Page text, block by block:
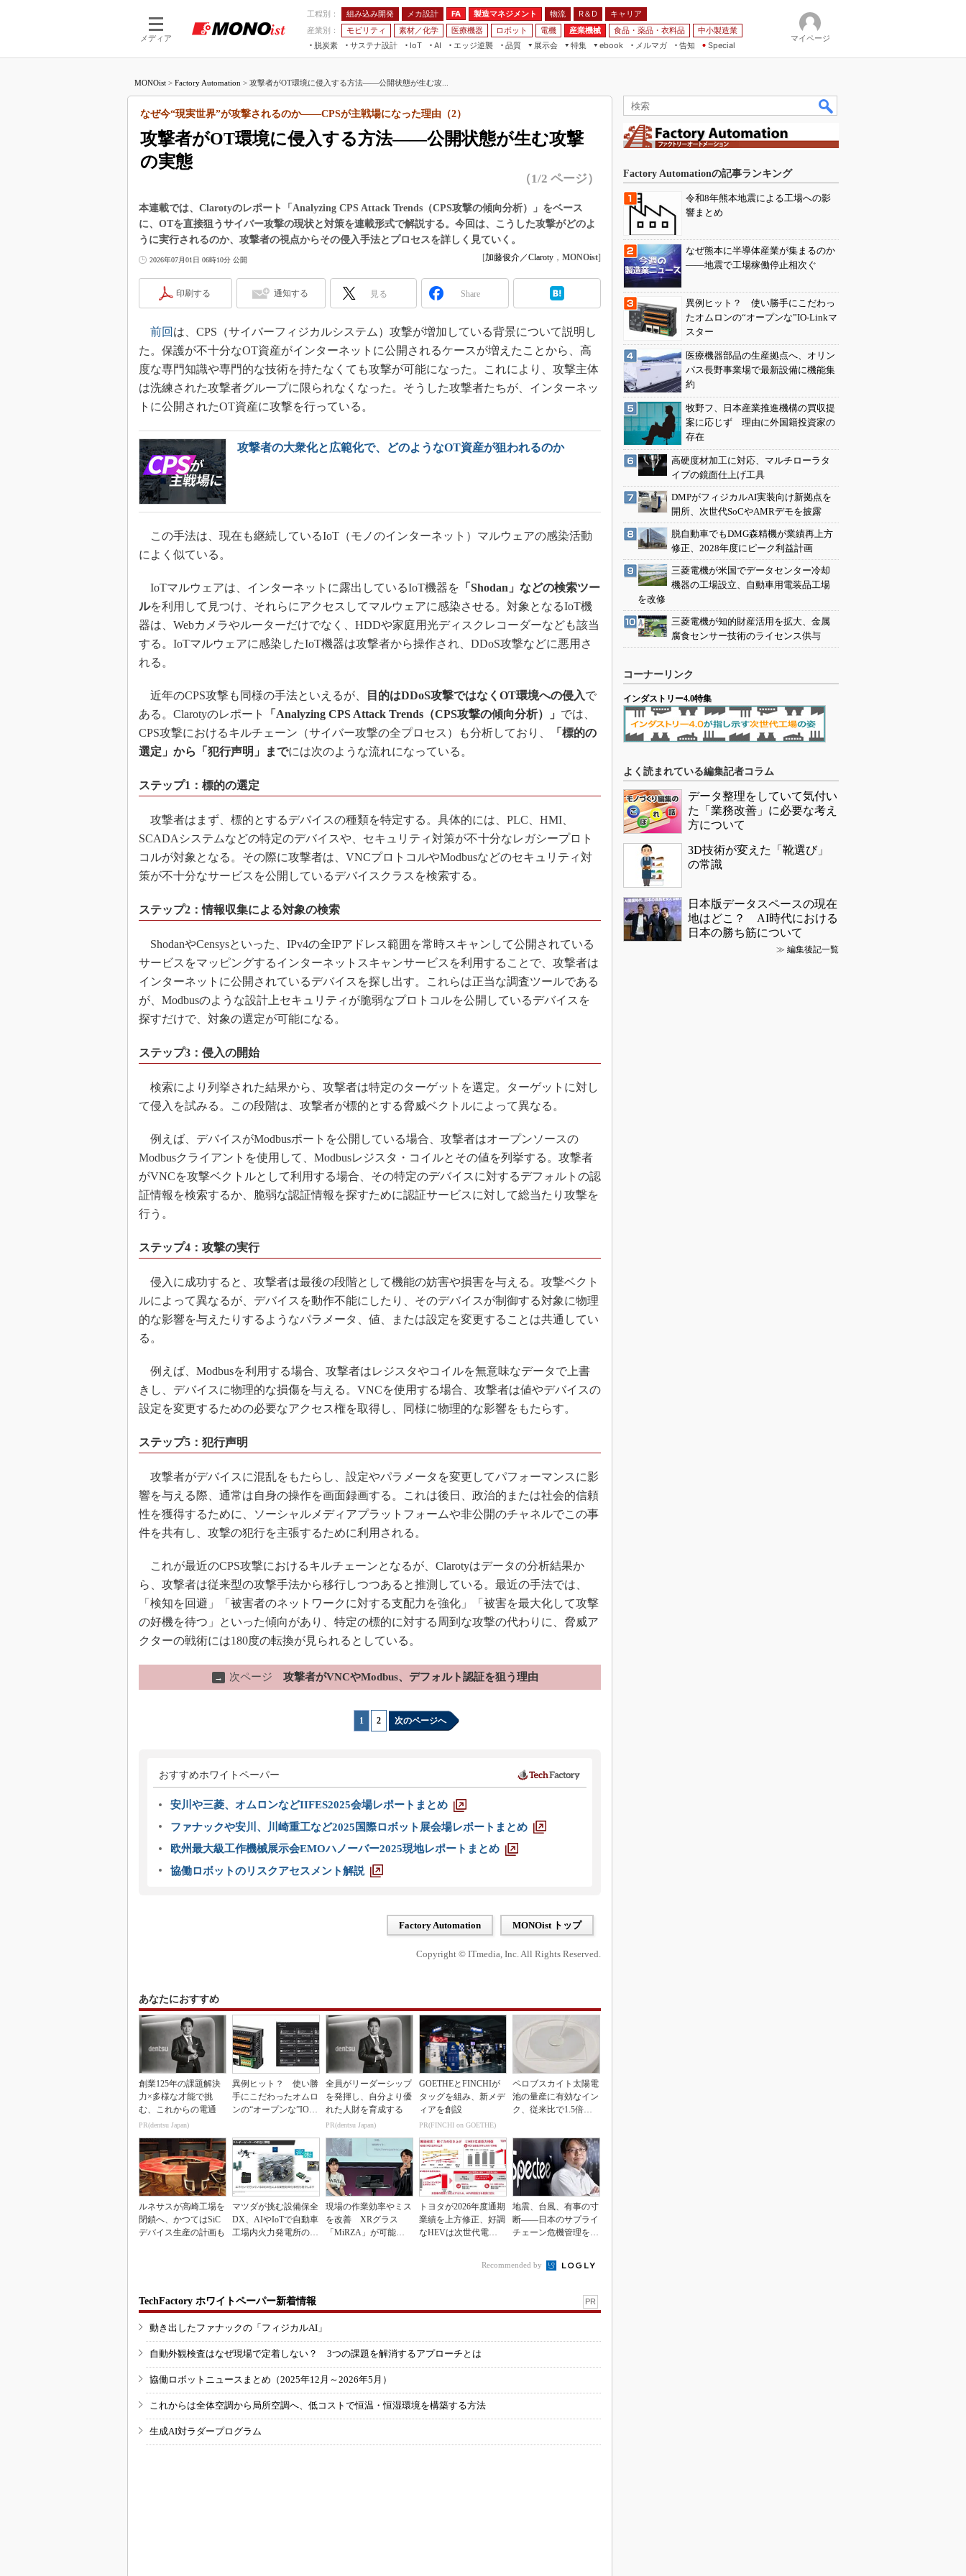
メディア
工程別： 組み込み開発 メカ設計 FA 製造マネジメント 物流 R＆D
キャリア
産業別：
モビリティ 素材／化学 医療機器 ロボット 電機 産業機械 食品・薬品・衣料品
中小製造業
脱炭素
サステナ設計
IoT
つながる工場
AI
AI×設備保全
エッジ逆襲 品質
展示会
JIMTOF
展＆IoT/5Gソリューション展
IIFES
TECHNO-FRONTIER
人テク展
スマート工場EXPO
日本ものづくりワールド
産業オープンネット展
特集
つながるクルマ
5G
VR／AR
フィールドサービス
組み込みモデリング
Windows Embedded
3Dプリンタ
デジタルツインとCAE
S＆OP
インダストリー4.0
新型コロナへの対応
ebook
FA
モビリティ
メルマガ
告知 Special
マイページ
MONOist > Factory Automation > 攻撃者がOT環境に侵入する方法――公開状態が生む攻...
攻撃者がOT環境に侵入する方法――公開状態が生む攻撃
の実態
なぜ今“現実世界”が攻撃されるのか――CPSが主戦場になった理由（2）
（1/2 ページ）
本連載では、Clarotyのレポート「Analyzing CPS Attack Trends（CPS攻撃の傾向分析）」をベース
に、OTを直接狙うサイバー攻撃の現状と対策を連載形式で解説する。今回は、こうした攻撃がどのよ
うに実行されるのか、攻撃者の視点からその侵入手法とプロセスを詳しく見ていく。
2026年07月01日 06時10分 公開 [加藤俊介／Claroty ， MONOist]
印刷する 通知する 見る Share
前回 は、CPS（サイバーフィジカルシステム）攻撃が増加している背景について説明し
た。保護が不十分なOT資産がインターネットに公開されるケースが増えたことから、高
度な専門知識や専門的な技術を持たなくても攻撃が可能になった。これにより、攻撃主体
は洗練された攻撃者グループに限られなくなった。そうした攻撃者たちが、インターネッ
トに公開されたOT資産に攻撃を行っている。
攻撃者の大衆化と広範化で、どのようなOT資産が狙われるのか
この手法は、現在も継続しているIoT（モノのインターネット）マルウェアの感染活動
によく似ている。
IoTマルウェアは、インターネットに露出しているIoT機器を 「Shodan」などの検索ツー
ルを利用して見つけ、それらにアクセスしてマルウェアに感染させる。対象となるIoT機
器は、Webカメラやルーターだけでなく、HDDや家庭用光ディスクレコーダーなども該当
する。IoTマルウェアに感染したIoT機器は攻撃者から操作され、DDoS攻撃などに悪用さ
れる。
近年のCPS攻撃も同様の手法といえるが、 目的はDDoS攻撃ではなくOT環境への侵入で
ある。Clarotyのレポート
「Analyzing CPS Attack Trends（CPS攻撃の傾向分析）」 では、
CPS攻撃におけるキルチェーン（サイバー攻撃の全プロセス）も分析しており、
「標的の
選定」から「犯行声明」までには次のような流れになっている。
ステップ1：標的の選定
攻撃者はまず、標的とするデバイスの種類を特定する。具体的には、PLC、HMI、
SCADAシステムなどの特定のデバイスや、セキュリティ対策が不十分なレガシープロト
コルが対象となる。その際に攻撃者は、VNCプロトコルやModbusなどのセキュリティ対
策が不十分なサービスを公開しているデバイスクラスを検索する。
ステップ2：情報収集による対象の検索
ShodanやCensysといった、IPv4の全IPアドレス範囲を常時スキャンして公開されている
サービスをマッピングするインターネットスキャンサービスを利用することで、攻撃者は
インターネットに公開されているデバイスを探し出す。これらは正当な調査ツールである
が、Modbusのような設計上セキュリティが脆弱なプロトコルを公開しているデバイスを
探すだけで、対象の選定が可能になる。
ステップ3：侵入の開始
検索により列挙された結果から、攻撃者は特定のターゲットを選定。ターゲットに対し
て侵入を試みる。この段階は、攻撃者が標的とする脅威ベクトルによって異なる。
例えば、デバイスがModbusポートを公開している場合、攻撃者はオープンソースの
Modbusクライアントを使用して、Modbusレジスタ・コイルとその値を列挙する。攻撃者
がVNCを攻撃ベクトルとして利用する場合、その特定のデバイスに対するデフォルトの認
証情報を検索するか、脆弱な認証情報を探すために認証サービスに対して総当たり攻撃を
行う。
ステップ4：攻撃の実行
侵入に成功すると、攻撃者は最後の段階として機能の妨害や損害を与える。攻撃ベクト
ルによって異なるが、デバイスを動作不能にしたり、そのデバイスが制御する対象に物理
的な影響を与えたりするようなパラメータ、値、または設定を変更することは共通してい
る。
例えば、Modbusを利用する場合、攻撃者はレジスタやコイルを無意味なデータで上書
きし、デバイスに物理的な損傷を与える。VNCを使用する場合、攻撃者は値やデバイスの
設定を変更するための必要なアクセス権を取得し、同様に物理的な影響をもたらす。
ステップ5：犯行声明
攻撃者がデバイスに混乱をもたらし、設定やパラメータを変更してパフォーマンスに影
響を与える際、通常は自身の操作を画面録画する。これは後日、政治的または社会的信頼
性を獲得するために、ソーシャルメディアプラットフォームや非公開のチャネルでこの事
件を共有し、攻撃の犯行を主張するために利用される。
これが最近のCPS攻撃におけるキルチェーンとなるが、Clarotyはデータの分析結果か
ら、攻撃者は従来型の攻撃手法から移行しつつあると推測している。最近の手法では、
「検知を回避」「被害者のネットワークに対する支配力を強化」「被害を最大化して攻撃
の好機を待つ」といった傾向があり、特定の標的に対する周到な攻撃の代わりに、脅威ア
クターの戦術には180度の転換が見られるとしている。
→ 次ページ 攻撃者がVNCやModbus、デフォルト認証を狙う理由
1 2 次のページへ
おすすめホワイトペーパー
安川や三菱、オムロンなどIIFES2025会場レポートまとめ
ファナックや安川、川崎重工など2025国際ロボット展会場レポートまとめ
欧州最大級工作機械展示会EMOハノーバー2025現地レポートまとめ
協働ロボットのリスクアセスメント解説
Factory Automation MONOist トップ
Copyright © ITmedia, Inc. All Rights Reserved.
あなたにおすすめ
創業125年の課題解決
力×多様な才能で挑
む、これからの電通
PR(dentsu Japan)
異例ヒット？ 使い勝
手にこだわったオムロ
ンの“オープンな”IO-L
全員がリーダーシップ
を発揮し、自分より優
れた人財を育成する
PR(dentsu Japan)
GOETHEとFINCHIが
タッグを組み、新メデ
ィアを創設
PR(FINCHI on GOETHE)
ペロブスカイト太陽電
池の量産に有効なイン
ク、従来比で1.5倍の
ルネサスが高崎工場を
閉鎖へ、かつてはSiC
デバイス生産の計画も
マツダが挑む設備保全
DX、AIやIoTで自動車
工場内火力発電所の現
現場の作業効率やミス
を改善 XRグラス
「MiRZA」が可能に
トヨタが2026年度通期
業績を上方修正、好調
なHEVは次世代電池
地震、台風、有事の寸
断――日本のサプライ
チェーン危機管理を変
Recommended by
TechFactory ホワイトペーパー新着情報 PR
動き出したファナックの「フィジカルAI」
自動外観検査はなぜ現場で定着しない？ 3つの課題を解消するアプローチとは
協働ロボットニュースまとめ（2025年12月～2026年5月）
これからは全体空調から局所空調へ、低コストで恒温・恒湿環境を構築する方法
生成AI対ラダープログラム
Factory Automationの記事ランキング
令和8年熊本地震による工場への影
響まとめ
なぜ熊本に半導体産業が集まるのか
――地震で工場稼働停止相次ぐ
異例ヒット？ 使い勝手にこだわっ
たオムロンの“オープンな”IO-Linkマ
スター
医療機器部品の生産拠点へ、オリン
パス長野事業場で最新設備に機能集
約
牧野フ、日本産業推進機構の買収提
案に応じず 理由に外国籍投資家の
存在
高硬度材加工に対応、マルチローラタ
イプの鏡面仕上げ工具
DMPがフィジカルAI実装向け新拠点を
開所、次世代SoCやAMRデモを披露
脱自動車でもDMG森精機が業績再上方
修正、2028年度にピーク利益計画
三菱電機が米国でデータセンター冷却
機器の工場設立、自動車用電装品工場
を改修
三菱電機が知的財産活用を拡大、金属
腐食センサー技術のライセンス供与
コーナーリンク
インダストリー4.0特集
よく読まれている編集記者コラム
データ整理をしていて気付い
た「業務改善」に必要な考え
方について
3D技術が変えた「靴選び」
の常識
日本版データスペースの現在
地はどこ？ AI時代における
日本の勝ち筋について
≫ 編集後記一覧